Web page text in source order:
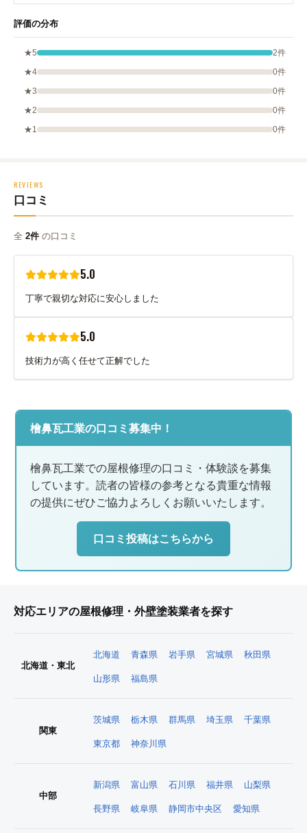
評価の分布
★5
2件
★4
0件
★3
0件
★2
0件
★1
0件
REVIEWS
口コミ
全 2件 の口コミ
5.0
丁寧で親切な対応に安心しました
5.0
技術力が高く任せて正解でした
檜鼻瓦工業の口コミ募集中！
檜鼻瓦工業での屋根修理の口コミ・体験談を募集
しています。読者の皆様の参考となる貴重な情報
の提供にぜひご協力よろしくお願いいたします。
口コミ投稿はこちらから
対応エリアの屋根修理・外壁塗装業者を探す
北海道・東北
北海道 青森県 岩手県 宮城県 秋田県
山形県 福島県
関東
茨城県 栃木県 群馬県 埼玉県 千葉県
東京都 神奈川県
中部
新潟県 富山県 石川県 福井県 山梨県
長野県 岐阜県 静岡市中央区 愛知県